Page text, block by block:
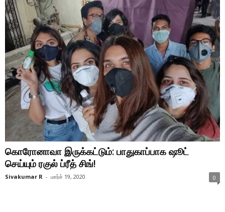
கொரோனாவா இருக்கட்டும்: பாதுகாப்பாக ஷூட்
செய்யும் ரகுல் ப்ரீத் சிங்!
Sivakumar R - மார்ச் 19, 2020 0